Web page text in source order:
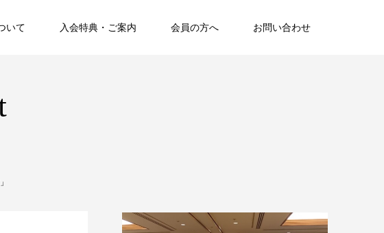
いて 入会特典・ご案内 会員の方へ お問い合わせ